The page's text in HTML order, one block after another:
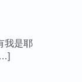
是满
本时
，人
我是耶